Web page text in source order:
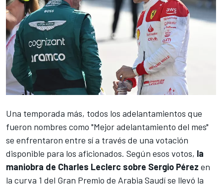
Una temporada más, todos los adelantamientos que
fueron nombres como "Mejor adelantamiento del mes"
se enfrentaron entre sí a través de una votación
disponible para los aficionados. Según esos votos, la
maniobra de Charles Leclerc sobre Sergio Pérez en
la curva 1 del Gran Premio de Arabia Saudíse llevó la